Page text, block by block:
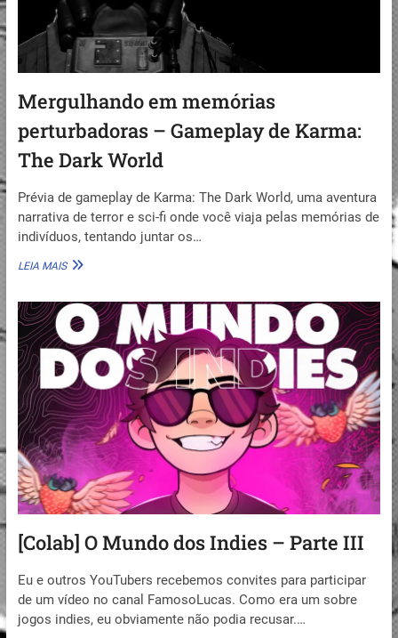
Mergulhando em memórias
perturbadoras – Gameplay de Karma:
The Dark World
Prévia de gameplay de Karma: The Dark World, uma aventura
narrativa de terror e sci-fi onde você viaja pelas memórias de
indivíduos, tentando juntar os…
LEIA MAISMERGULHANDO
PERTURBADORAS
–
GAMEPLAY
DE
KARMA:
THE
DARK
WORLD
[Colab] O Mundo dos Indies – Parte III
Eu e outros YouTubers recebemos convites para participar
de um vídeo no canal FamosoLucas. Como era um sobre
jogos indies, eu obviamente não podia recusar.…